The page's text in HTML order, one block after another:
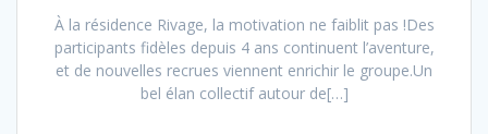
À la résidence Rivage, la motivation ne faiblit pas !Des
participants fidèles depuis 4 ans continuent l’aventure,
et de nouvelles recrues viennent enrichir le groupe.Un
bel élan collectif autour de[…]